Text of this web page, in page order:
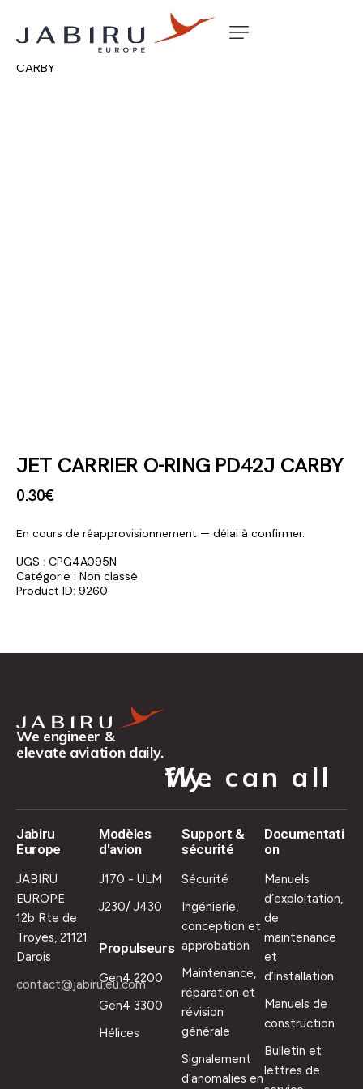
Accueil Non classé
CARBY
JET CARRIER O-RING PD42J CARBY
0.30€
En cours de réapprovisionnement — délai à confirmer.
UGS : CPG4A095N
Catégorie : Non classé
Product ID: 9260
We engineer &
elevate aviation daily.
We can all fly.
Jabiru
Europe
JABIRU
EUROPE
12b Rte de
Troyes, 21121
Darois
contact@jabiru.eu.com
Modèles
d'avion
J170 - ULM
J230/ J430
Propulseurs
Gen4 2200
Gen4 3300
Hélices
Support &
sécurité
Sécurité
Ingénierie,
conception et
approbation
Maintenance,
réparation et
révision
générale
Signalement
d’anomalies en
Documentati
on
Manuels
d’exploitation,
de
maintenance
et
d’installation
Manuels de
construction
Bulletin et
lettres de